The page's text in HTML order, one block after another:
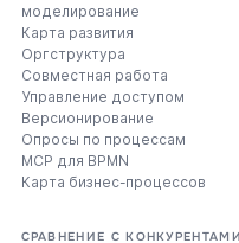
моделирование
Карта развития
Оргструктура
Совместная работа
Управление доступом
Версионирование
Опросы по процессам
MCP для BPMN
Карта бизнес-процессов
СРАВНЕНИЕ С КОНКУРЕНТАМИ